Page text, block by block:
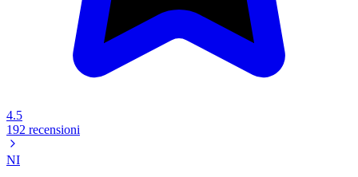
4.5
192 recensioni
NI